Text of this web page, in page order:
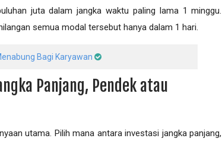
juta dalam jangka waktu paling lama 1 minggu.
semua modal tersebut hanya dalam 1 hari.
Bagi Karyawan
Panjang, Pendek atau
utama. Pilih mana antara investasi jangka panjang,